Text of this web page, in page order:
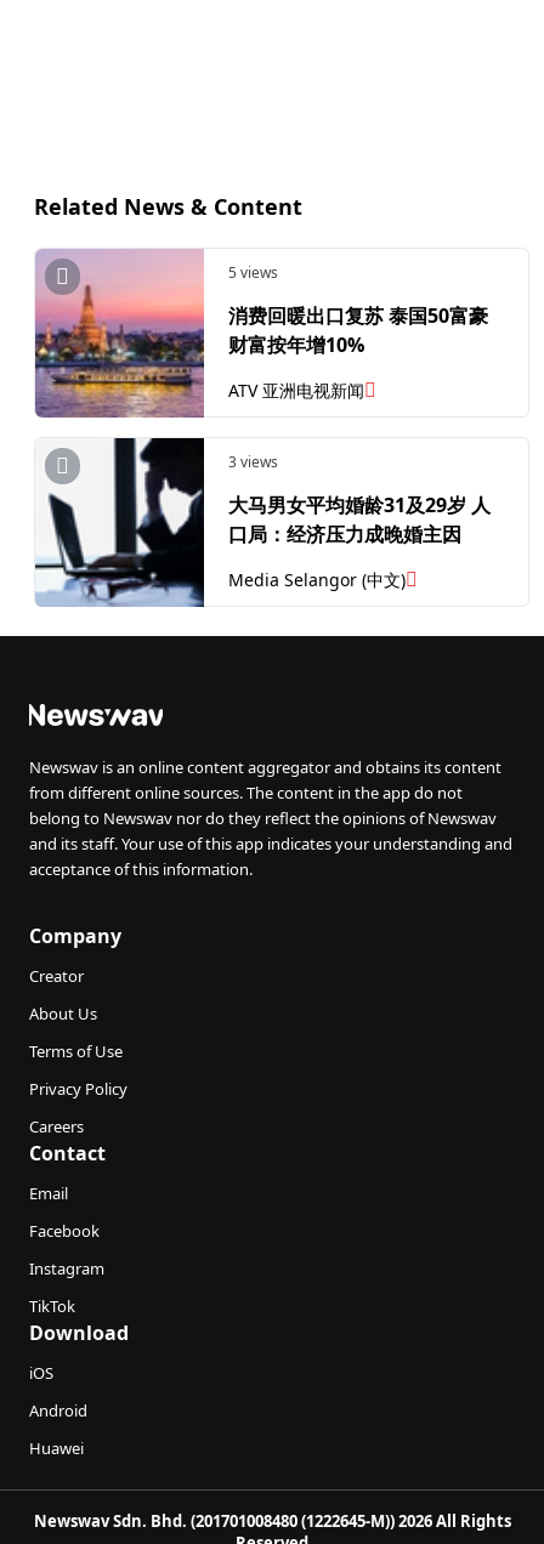
Related News & Content
5 views
消费回暖出口复苏 泰国50富豪
财富按年增10%
ATV 亚洲电视新闻
3 views
大马男女平均婚龄31及29岁 人
口局：经济压力成晚婚主因
Media Selangor (中文)
Newswav is an online content aggregator and obtains its content
from different online sources. The content in the app do not
belong to Newswav nor do they reflect the opinions of Newswav
and its staff. Your use of this app indicates your understanding and
acceptance of this information.
Company
Creator
About Us
Terms of Use
Privacy Policy
Careers
Contact
Email
Facebook
Instagram
TikTok
Download
iOS
Android
Huawei
Newswav Sdn. Bhd. (201701008480 (1222645-M)) 2026 All Rights